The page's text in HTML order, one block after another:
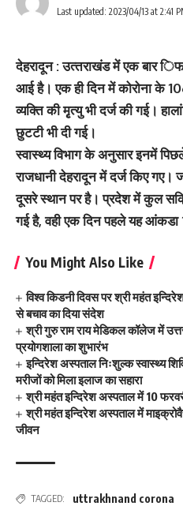
Last updated: 2023/04/13 at 2:41
देहरादून : उत्‍तराखंड में एक बार
आई है। एक ही दिन में कोरोना के
व्‍यक्ति की मृृत्‍यु भी दर्ज की गई।
छुटटी भी दी गई।
स्‍वास्‍थ्‍य विभाग के अनुसार इनमें
राजधानी देहरादून में दर्ज किए
दूसरे स्‍थान पर है। प्रदेश में कुल
गई है, वही एक दिन पहले यह आंकडा
You Might Also Like
विश्व किडनी दिवस पर श्री महंत
से बचाव का दिया संदेश
श्री गुरु राम राय मेडिकल कॉलेज में
प्रयोगशाला का शुभारंभ
इन्दिरेश अस्पताल निःशुल्क स्वास्थ्य
मरीजों को मिला इलाज का सहारा
श्री महंत इन्दिरेश अस्पताल में 10
श्री महंत इन्दिरेश अस्पताल में
जीवन
TAGGED: uttrakhnand corona